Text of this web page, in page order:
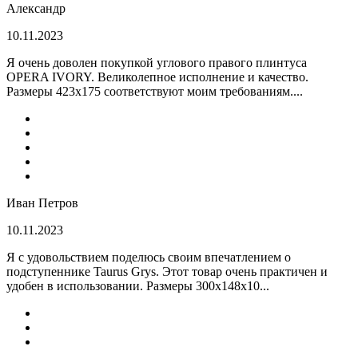
Александр
10.11.2023
Я очень доволен покупкой углового правого плинтуса
OPERA IVORY. Великолепное исполнение и качество.
Размеры 423х175 соответствуют моим требованиям....
Иван Петров
10.11.2023
Я с удовольствием поделюсь своим впечатлением о
подступеннике Taurus Grys. Этот товар очень практичен и
удобен в использовании. Размеры 300х148х10...